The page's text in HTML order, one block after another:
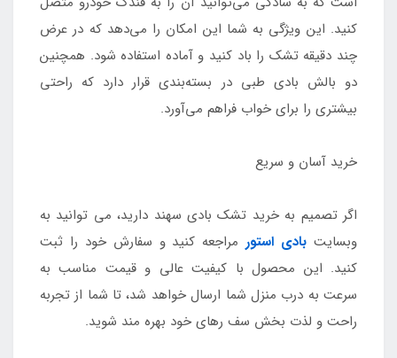
کنید. این ویژگی به شما این امکان را می‌دهد که در عرض
چند دقیقه تشک را باد کنید و آماده استفاده شود. همچنین
دو بالش بادی طبی در بسته‌بندی قرار دارد که راحتی
بیشتری را برای خواب فراهم می‌آورد.
خرید آسان و سریع
اگر تصمیم به خرید تشک بادی سهند دارید، می‌ توانید به
وبسایت بادی استورمراجعه کنید و سفارش خود را ثبت
کنید. این محصول با کیفیت عالی و قیمت مناسب به
سرعت به درب منزل شما ارسال خواهد شد، تا شما از تجربه
راحت و لذت‌ بخش سف رهای خود بهره‌ مند شوید.